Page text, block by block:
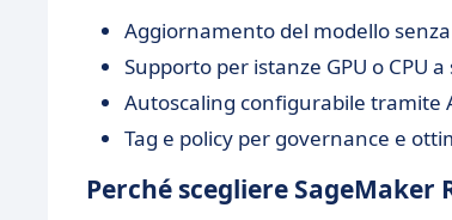
Aggiornamento del modello
Supporto per istanze GPU o CPU
Autoscaling configurabile tramite
Tag e policy per governance e
Perché scegliere SageMaker